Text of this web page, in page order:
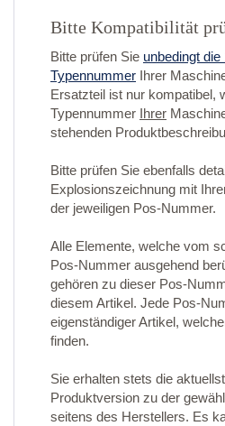
Bitte Kompatibilität
Bitte prüfen Sie unbedingt die
Typennummer Ihrer
Ersatzteil ist nur kompatibel,
Typennummer Ihrer
stehenden
Bitte prüfen Sie ebenfalls
Explosionszeichnung mit
der jeweiligen Pos-Nummer.
Alle Elemente, welche vom
Pos-Nummer ausgehend
gehören zu dieser Pos-
diesem Artikel. Jede Pos-
eigenständiger Artikel,
finden.
Sie erhalten stets die
Produktversion zu der
seitens des Herstellers. Es